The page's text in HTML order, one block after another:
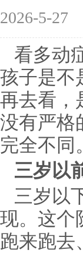
2026-5-27
看多动
孩子是不
再去看
没有严格
完全不同
三岁以
三岁以
现。这个
跑来跑去